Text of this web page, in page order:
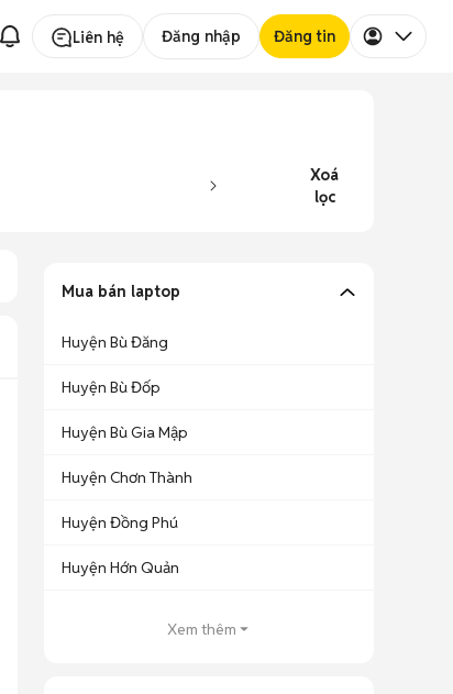
Liên hệ Đăng nhập Đăng tin
Xoá
lọc
Mua bán laptop
Huyện Bù Đăng
Huyện Bù Đốp
Huyện Bù Gia Mập
Huyện Chơn Thành
Huyện Đồng Phú
Huyện Hớn Quản
Xem thêm